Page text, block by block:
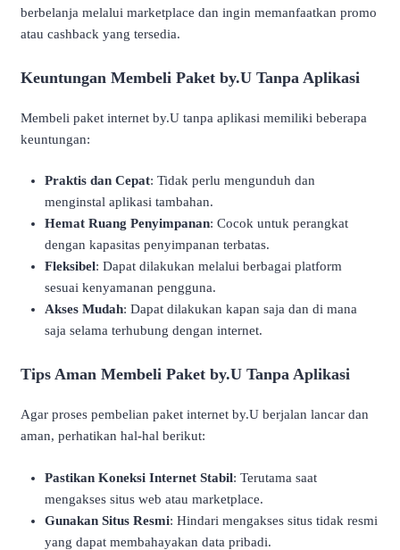
berbelanja melalui marketplace dan ingin memanfaatkan promo
atau cashback yang tersedia.
Keuntungan Membeli Paket by.U Tanpa Aplikasi
Membeli paket internet by.U tanpa aplikasi memiliki beberapa
keuntungan:
Praktis dan Cepat:Tidak perlu mengunduh dan
menginstal aplikasi tambahan.
Hemat Ruang Penyimpanan:Cocok untuk perangkat
dengan kapasitas penyimpanan terbatas.
Fleksibel:Dapat dilakukan melalui berbagai platform
sesuai kenyamanan pengguna.
Akses Mudah:Dapat dilakukan kapan saja dan di mana
saja selama terhubung dengan internet.
Tips Aman Membeli Paket by.U Tanpa Aplikasi
Agar proses pembelian paket internet by.U berjalan lancar dan
aman, perhatikan hal-hal berikut:
Pastikan Koneksi Internet Stabil:Terutama saat
mengakses situs web atau marketplace.
Gunakan Situs Resmi:Hindari mengakses situs tidak resmi
yang dapat membahayakan data pribadi.